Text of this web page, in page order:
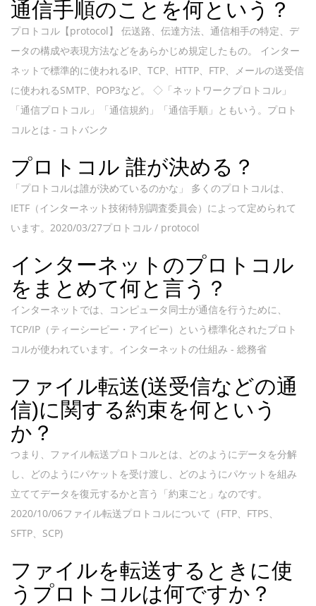
通信手順のことを何という？
プロトコル【protocol】 伝送路、伝達方法、通信相手の特定、デ
ータの構成や表現方法などをあらかじめ規定したもの。 インター
ネットで標準的に使われるIP、TCP、HTTP、FTP、メールの送受信
に使われるSMTP、POP3など。 ◇「ネットワークプロトコル」
「通信プロトコル」「通信規約」「通信手順」ともいう。プロト
コルとは - コトバンク
プロトコル 誰が決める？
「プロトコルは誰が決めているのかな」 多くのプロトコルは、
IETF（インターネット技術特別調査委員会）によって定められて
います。2020/03/27プロトコル / protocol
インターネットのプロトコル
をまとめて何と言う？
インターネットでは、コンピュータ同士が通信を行うために、
TCP/IP（ティーシーピー・アイピー）という標準化されたプロト
コルが使われています。インターネットの仕組み - 総務省
ファイル転送(送受信などの通
信)に関する約束を何という
か？
つまり、ファイル転送プロトコルとは、どのようにデータを分解
し、どのようにパケットを受け渡し、どのようにパケットを組み
立ててデータを復元するかと言う「約束ごと」なのです。
2020/10/06ファイル転送プロトコルについて（FTP、FTPS、
SFTP、SCP)
ファイルを転送するときに使
うプロトコルは何ですか？